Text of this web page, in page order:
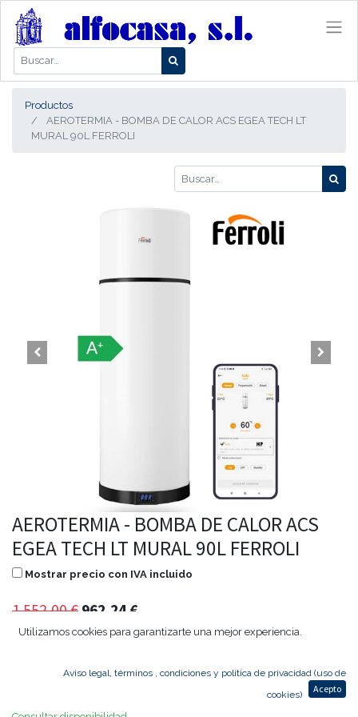
Productos
AEROTERMIA - BOMBA DE CALOR ACS EGEA TECH LT
MURAL 90L FERROLI
AEROTERMIA - BOMBA DE CALOR ACS
EGEA TECH LT MURAL 90L FERROLI
Mostrar precio con IVA incluido
1.552,00€ 962,24 €
Agregar al carrito
Utilizamos cookies para garantizarte una mejor experiencia.
Aviso legal, términos , condiciones y política de privacidad (uso de
cookies)
Acepto